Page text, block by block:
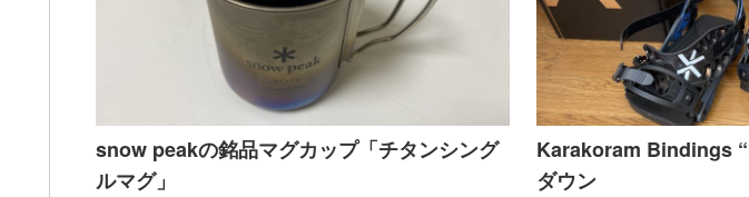
snow peakの銘品マグカップ「チタンシング
ルマグ」
Karakoram Bindings
ダウン